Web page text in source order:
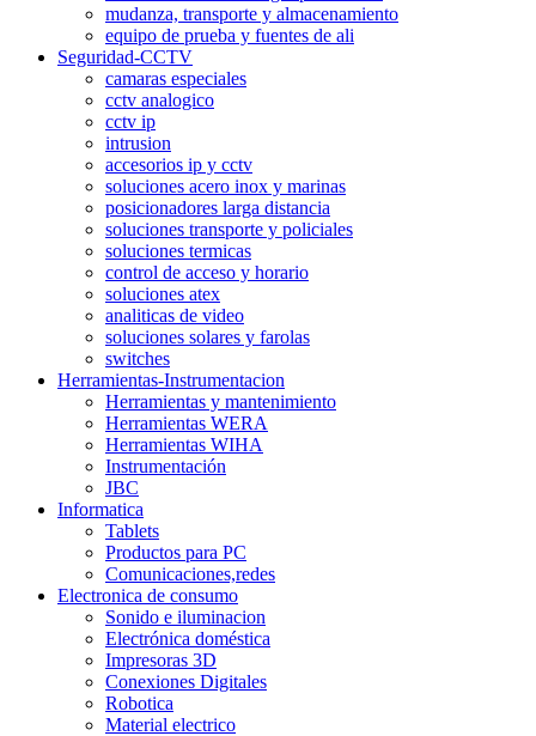
mudanza, transporte y almacenamiento
equipo de prueba y fuentes de ali
Seguridad-CCTV
camaras especiales
cctv analogico
cctv ip
intrusion
accesorios ip y cctv
soluciones acero inox y marinas
posicionadores larga distancia
soluciones transporte y policiales
soluciones termicas
control de acceso y horario
soluciones atex
analiticas de video
soluciones solares y farolas
switches
Herramientas-Instrumentacion
Herramientas y mantenimiento
Herramientas WERA
Herramientas WIHA
Instrumentación
JBC
Informatica
Tablets
Productos para PC
Comunicaciones,redes
Electronica de consumo
Sonido e iluminacion
Electrónica doméstica
Impresoras 3D
Conexiones Digitales
Robotica
Material electrico